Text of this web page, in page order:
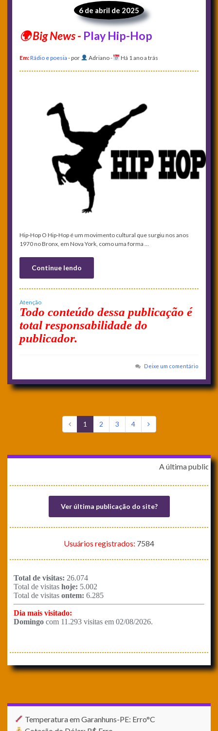
6 de abril de 2025
Play Hip-Hop
Em:Rádio e poesia - por Adriano- Há 1 ano a trás
Hip-Hop O Hip-Hop é um movimento cultural que surgiu nos anos
1970 no Bronx, em Nova York, como uma forma …
Continue lendo
Atenção
Todo conteúdo dessa publicação é
total responsabilidade do
publicador.
Deixe um comentário
1 2 3 4
A última publicação no
Ver última publicação do site?
Usuários registrados: 7584
Temperatura em Garanhuns-PE: Erro°C